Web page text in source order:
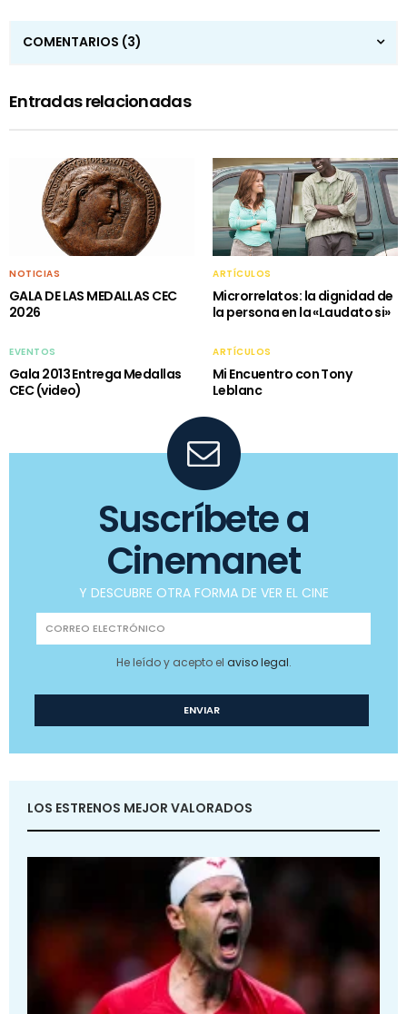
COMENTARIOS (3)
Entradas relacionadas
NOTICIAS
GALA DE LAS MEDALLAS CEC
2026
ARTÍCULOS
Microrrelatos: la dignidad de
la persona en la «Laudato si»
EVENTOS
Gala 2013 Entrega Medallas
CEC (video)
ARTÍCULOS
Mi Encuentro con Tony
Leblanc
Suscríbete a
Cinemanet
Y DESCUBRE OTRA FORMA DE VER EL CINE
He leído y acepto el aviso legal.
LOS ESTRENOS MEJOR VALORADOS